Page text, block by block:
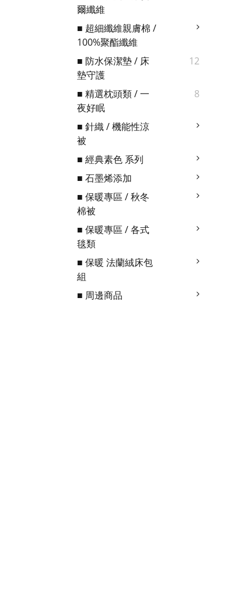
爾纖維
■ 超細纖維親膚棉 /
100%聚酯纖維
■ 防水保潔墊 / 床
墊守護
12
■ 精選枕頭類 / 一
夜好眠
8
■ 針織 / 機能性涼
被
■ 經典素色 系列
■ 石墨烯添加
■ 保暖專區 / 秋冬
棉被
■ 保暖專區 / 各式
毯類
■ 保暖 法蘭絨床包
組
■ 周邊商品